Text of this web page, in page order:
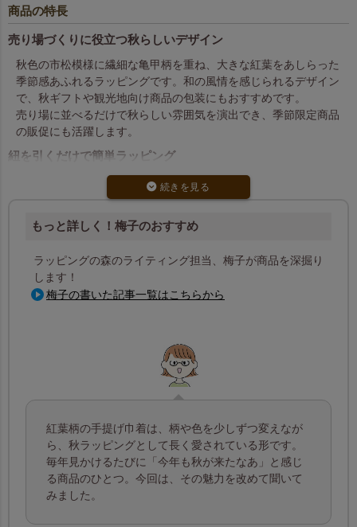
商品の特長
売り場づくりに役立つ秋らしいデザイン
秋色の市松模様に繊細な亀甲柄を重ね、大きな紅葉をあしらった
季節感あふれるラッピングです。和の風情を感じられるデザイン
で、秋ギフトや観光地向け商品の包装にもおすすめです。
売り場に並べるだけで秋らしい雰囲気を演出でき、季節限定商品
の販促にも活躍します。
紐を引くだけで簡単ラッピング
巾着タイプのため、商品を入れて紐を引くだけでラッピングが完
成します。複雑な包装作業が不要なため、店頭でのラッピング作
和菓子や雑貨、季節ギフトなど幅広い商品にご利用いただけま
焼き菓子やお土産ギフトにおすすめ
マドレーヌ約7個が入るサイズで、焼き菓子の詰め合わせや和菓
もっと詳しく！梅子のおすすめ
ラッピングの森のライティング担当、梅子が商品を深掘り
します！
梅子の書いた記事一覧はこちらから
紅葉柄の手提げ巾着は、柄や色を少しずつ変えなが
ら、秋ラッピングとして長く愛されている形です。
毎年見かけるたびに「今年も秋が来たなあ」と感じ
る商品のひとつ。今回は、その魅力を改めて聞いて
みました。